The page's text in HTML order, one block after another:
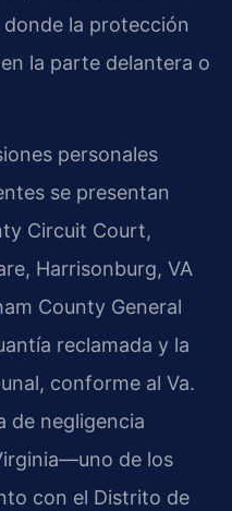
la protección
la parte delantera o
personales
se presentan
Circuit Court,
Harrisonburg, VA
County General
reclamada y la
conforme al Va.
de negligencia
de los
con el Distrito de